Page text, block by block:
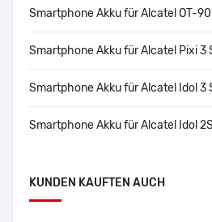
Smartphone Akku für Alcatel OT-
Smartphone Akku für Alcatel Pixi 3
Smartphone Akku für Alcatel Idol 3
Smartphone Akku für Alcatel Idol
KUNDEN KAUFTEN AUCH